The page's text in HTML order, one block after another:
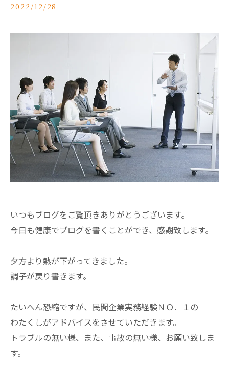
2022/12/28
いつもブログをご覧頂きありがとうございます。
今日も健康でブログを書くことができ、感謝致します。
夕方より熱が下がってきました。
調子が戻り書きます。
たいへん恐縮ですが、民間企業実務経験ＮＯ．１の
わたくしがアドバイスをさせていただきます。
トラブルの無い様、また、事故の無い様、お願い致しま
す。